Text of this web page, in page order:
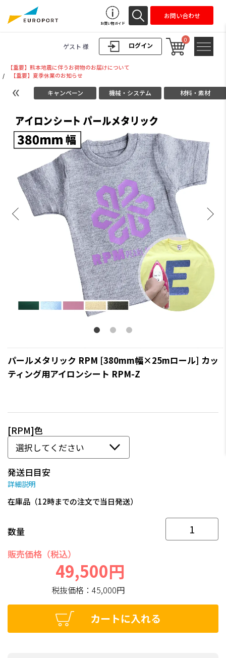
ログイン
ゲスト 様
0
お買い物ガイド
お問い合わせ
【重要】熊本地震に伴うお荷物のお届けについて
/
【重要】夏季休業のお知らせ
キャンペーン 機械・システム 材料・素材
パールメタリック RPM [380mm幅×25mロール] カッ
ティング用アイロンシート RPM-Z
[RPM]色
発送日目安
詳細説明
在庫品（12時までの注文で当日発送）
数量
販売価格（税込）
49,500円
税抜価格：45,000円
カートに入れる